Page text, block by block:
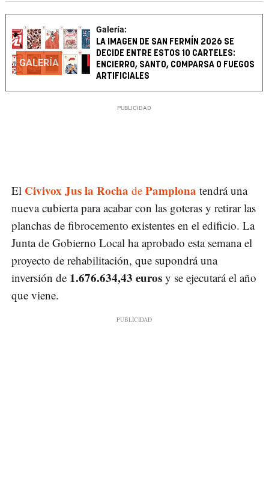
GALERÍA
Galería:
LA IMAGEN DE SAN FERMÍN 2026 SE
DECIDE ENTRE ESTOS 10 CARTELES:
ENCIERRO, SANTO, COMPARSA O FUEGOS
ARTIFICIALES
El Civivox Jus la Rocha de Pamplona tendrá una
nueva cubierta para acabar con las goteras y retirar las
planchas de fibrocemento existentes en el edificio. La
Junta de Gobierno Local ha aprobado esta semana el
proyecto de rehabilitación, que supondrá una
inversión de 1.676.634,43 euros y se ejecutará el año
que viene.